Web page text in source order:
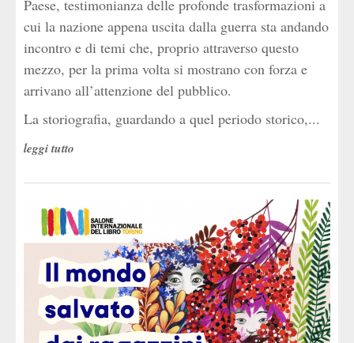
Paese, testimonianza delle profonde trasformazioni a
cui la nazione appena uscita dalla guerra sta andando
incontro e di temi che, proprio attraverso questo
mezzo, per la prima volta si mostrano con forza e
arrivano all’attenzione del pubblico.
La storiografia, guardando a quel periodo storico,...
leggi tutto